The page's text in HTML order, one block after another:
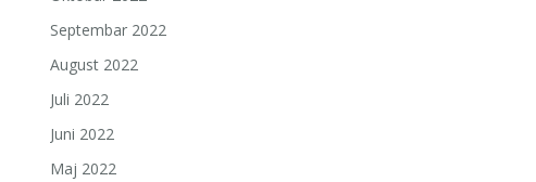
Septembar 2022
August 2022
Juli 2022
Juni 2022
Maj 2022